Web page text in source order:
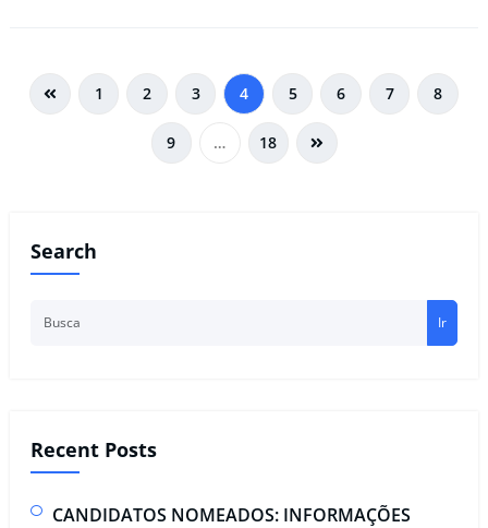
1 2 3 4 5 6 7 8
9 … 18
Search
Ir
Recent Posts
CANDIDATOS NOMEADOS: INFORMAÇÕES